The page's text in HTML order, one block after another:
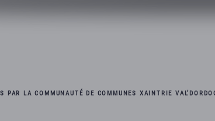
PAR LA COMMUNAUTÉ DE COMMUNES XAINTRIE